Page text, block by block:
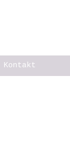
Kontakt